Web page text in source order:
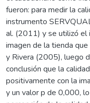
fueron: para medir la
instrumento
al. (2011) y se utilizó el
imagen de la tienda
y Rivera (2005), luego
conclusión que la
positivamente con la
y un valor p de 0,000,